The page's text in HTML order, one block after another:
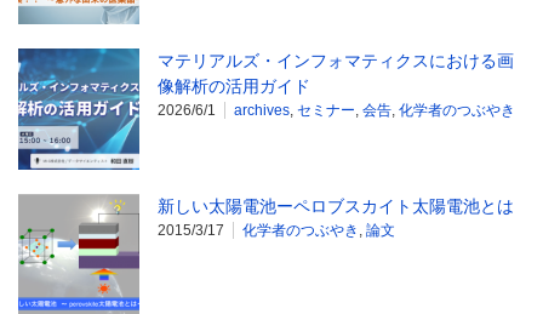
マテリアルズ・インフォマティクスにおける画
像解析の活用ガイド
2026/6/1 archives, セミナー, 会告, 化学者のつぶやき
新しい太陽電池ーペロブスカイト太陽電池とは
2015/3/17 化学者のつぶやき , 論文